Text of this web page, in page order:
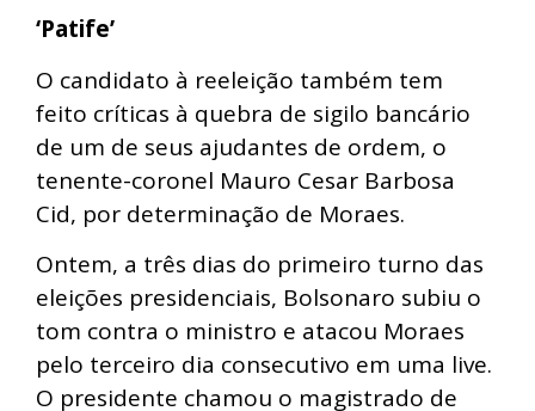
‘Patife’
O candidato à reeleição também tem
feito críticas à quebra de sigilo bancário
de um de seus ajudantes de ordem, o
tenente-coronel Mauro Cesar Barbosa
Cid, por determinação de Moraes.
Ontem, a três dias do primeiro turno das
eleições presidenciais, Bolsonaro subiu o
tom contra o ministro e atacou Moraes
pelo terceiro dia consecutivo em uma live.
O presidente chamou o magistrado de